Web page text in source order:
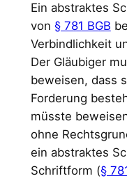
Ein abstraktes
von § 781 BGB
Verbindlichkeit
Der Gläubiger
beweisen, dass
Forderung
müsste
ohne
ein abstraktes
Schriftform (§